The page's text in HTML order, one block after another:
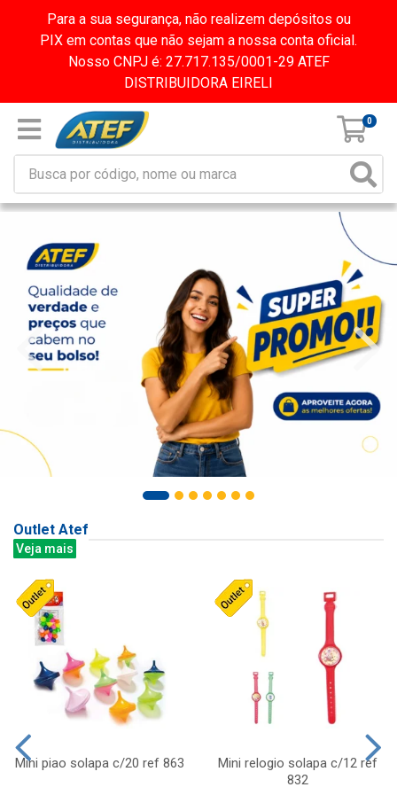
Para a sua segurança, não realizem depósitos ou
PIX em contas que não sejam a nossa conta oficial.
Nosso CNPJ é: 27.717.135/0001-29 ATEF
DISTRIBUIDORA EIRELI
0
Outlet Atef
Veja mais
Mini piao solapa c/20 ref 863
Mini relogio solapa c/12 ref
832